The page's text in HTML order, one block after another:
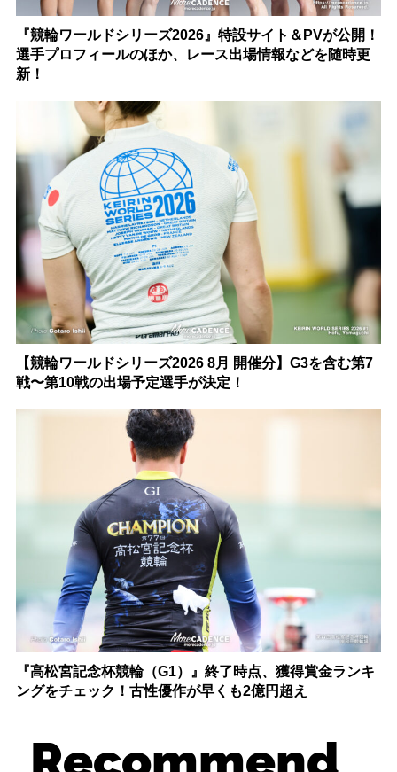
『競輪ワールドシリーズ2026』特設サイト＆PVが公開！
選手プロフィールのほか、レース出場情報などを随時更
新！
【競輪ワールドシリーズ2026 8月 開催分】G3を含む第7
戦〜第10戦の出場予定選手が決定！
『高松宮記念杯競輪（G1）』終了時点、獲得賞金ランキ
ングをチェック！古性優作が早くも2億円超え